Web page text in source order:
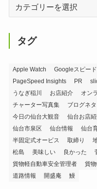
ー
タグ
Apple Watch Googleスピー
PageSpeed Insights
PR
うなぎ稲川
お店紹介 オン
チャーター写真集
ブログネタ
今日の仙台大観音
仙台お店
仙台市泉区
仙台情報 仙台
半固定式オービス
取締り
松島
美味しい 良かった
貨物軽自動車安全管理者
貨
道路情報
開盛庵 鰻